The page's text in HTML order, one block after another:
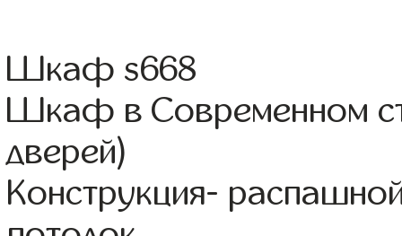
Шкаф s668
Шкаф в Современном
дверей)
Конструкция-